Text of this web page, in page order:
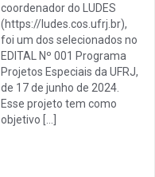
coordenador do LUDES
(https://ludes.cos.ufrj.br),
foi um dos selecionados no
EDITAL Nº 001 Programa
Projetos Especiais da UFRJ,
de 17 de junho de 2024.
Esse projeto tem como
objetivo […]